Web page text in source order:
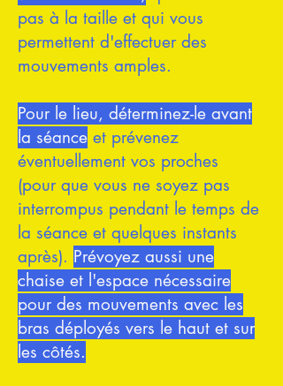
pas à la taille et qui vous
permettent d'effectuer des
mouvements amples.
Pour le lieu, déterminez-le avant
la séance et prévenez
éventuellement vos proches
(pour que vous ne soyez pas
interrompus pendant le temps de
la séance et quelques instants
après). Prévoyez aussi une
chaise et l'espace nécessaire
pour des mouvements avec les
bras déployés vers le haut et sur
les côtés.